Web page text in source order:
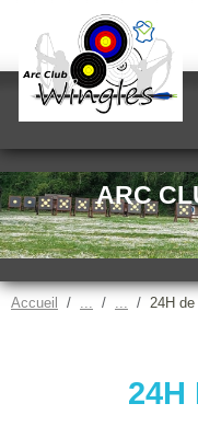
ARC
Accueil 24H
24H
Panneau de gestion des